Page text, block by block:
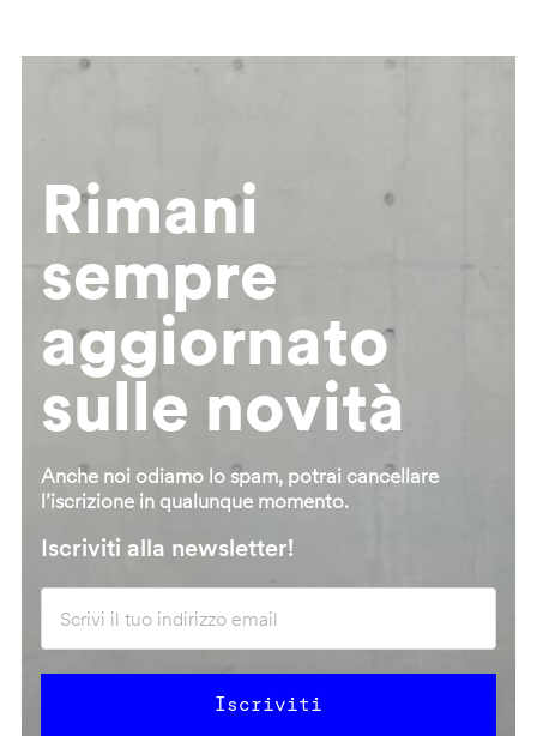
Rimani
sempre
aggiornato
sulle novità
Anche noi odiamo lo spam, potrai cancellare
l’iscrizione in qualunque momento.
Iscriviti alla newsletter!